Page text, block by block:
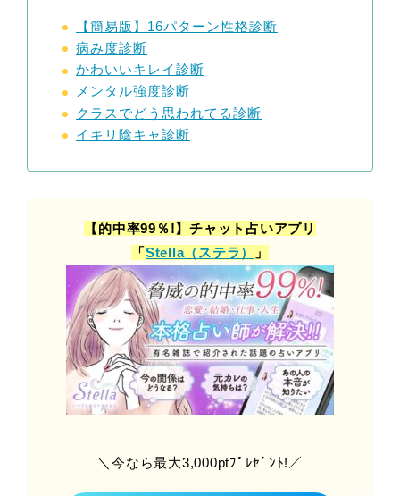
【簡易版】16パターン性格診断
病み度診断
かわいいキレイ診断
メンタル強度診断
クラスでどう思われてる診断
イキリ陰キャ診断
【的中率99％!】チャット占いアプリ
「Stella（ステラ） 」
＼今なら最大3,000ptﾌﾟﾚｾﾞﾝﾄ!／